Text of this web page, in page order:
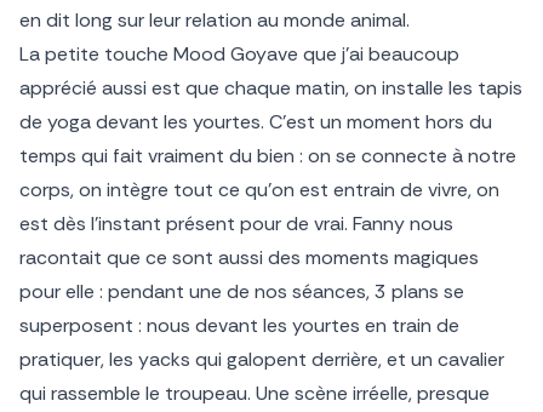
en dit long sur leur relation au monde animal.
La petite touche Mood Goyave que j’ai beaucoup
apprécié aussi est que chaque matin, on installe les tapis
de yoga devant les yourtes. C’est un moment hors du
temps qui fait vraiment du bien : on se connecte à notre
corps, on intègre tout ce qu’on est entrain de vivre, on
est dès l’instant présent pour de vrai. Fanny nous
racontait que ce sont aussi des moments magiques
pour elle : pendant une de nos séances, 3 plans se
superposent : nous devant les yourtes en train de
pratiquer, les yacks qui galopent derrière, et un cavalier
qui rassemble le troupeau. Une scène irréelle, presque